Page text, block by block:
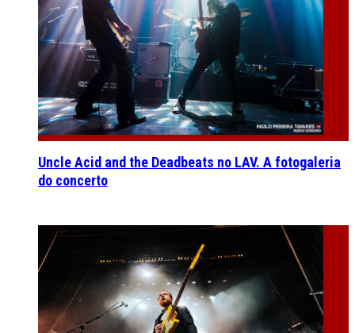
Uncle Acid and the Deadbeats no LAV. A fotogaleria
do concerto